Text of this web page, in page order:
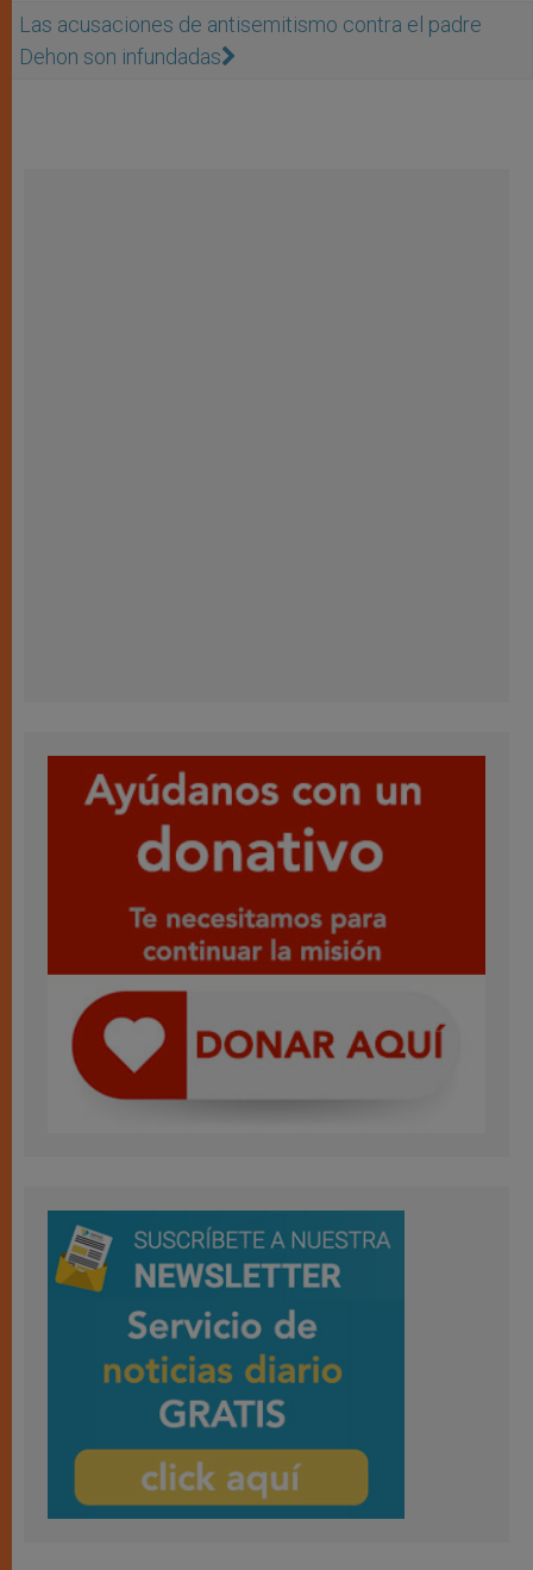
Las acusaciones de antisemitismo contra el padre
Dehon son infundadas